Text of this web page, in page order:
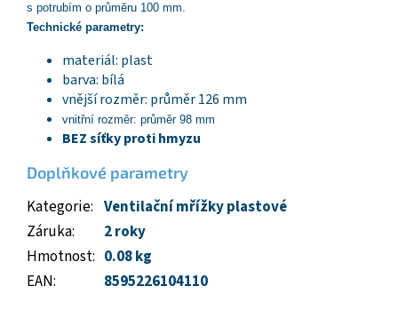
s potrubím o průměru 100 mm.
Technické parametry:
materiál: plast
barva: bílá
vnější rozměr: průměr 126 mm
vnitřní rozměr: průměr 98 mm
BEZ síťky proti hmyzu
Doplňkové parametry
Kategorie: Ventilační mřížky plastové
Záruka:
2 roky
Hmotnost: 0.08 kg
EAN: 8595226104110